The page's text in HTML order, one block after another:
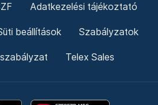
Adatkezelési tájékoztató
beállítások Szabályzatok
Telex Sales